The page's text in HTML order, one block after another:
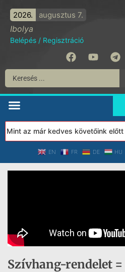
2026. augusztus 7.
Ibolya
Belépés / Regisztráció
az már kedves követőink előtt
EN FR DE HU
Szívhang-rendelet =